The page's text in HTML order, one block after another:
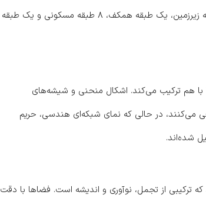
منطقه خوش‌منظره مجان در دبی واقع شده است. این ساختمان شامل دو طبقه زیرزمین، یک طبقه همکف، ۸ طبقه مسکونی و یک طبقه
با هم ترکیب می‌کند. اشکال منحنی و شیشه‌های
می‌کنند، در حالی که نمای شبکه‌ای هندسی، حریم
شده‌اند.
ارائه می‌دهد که ترکیبی از تجمل، نوآوری و اندیشه است. فضاها با دقت